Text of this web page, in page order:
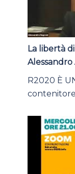
La libertà
Alessandro
R2020 È
contenitore